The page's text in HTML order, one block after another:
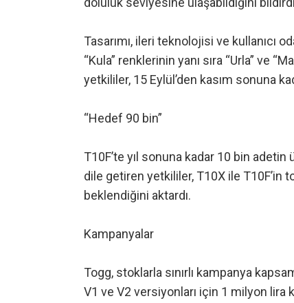
Tasarımı, ileri teknolojisi ve kullanıcı
“Kula” renklerinin yanı sıra “Urla” ve
yetkililer, 15 Eylül’den kasım sonuna
“Hedef 90 bin”
T10F’te yıl sonuna kadar 10 bin
dile getiren yetkililer, T10X ile T10F’in
beklendiğini aktardı.
Kampanyalar
Togg, stoklarla sınırlı kampanya
V1 ve V2 versiyonları için 1 milyon